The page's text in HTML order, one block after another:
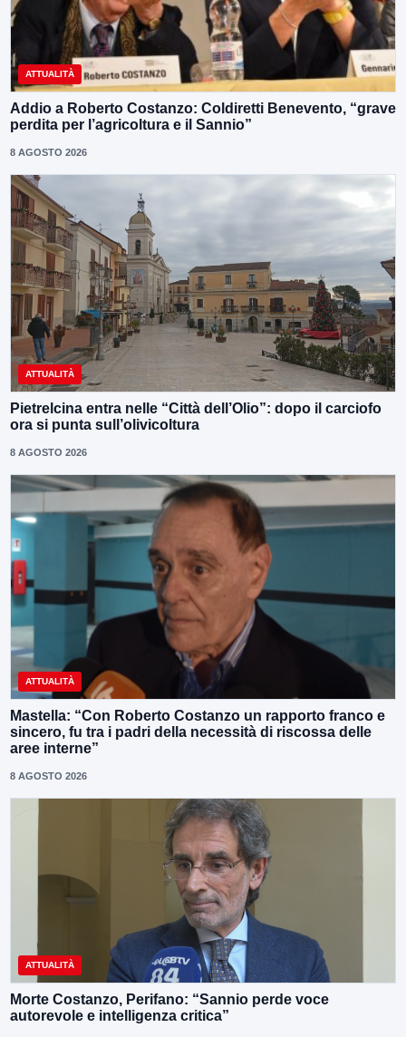
ATTUALITÀ
Addio a Roberto Costanzo: Coldiretti Benevento, “grave
perdita per l’agricoltura e il Sannio”
8 AGOSTO 2026
ATTUALITÀ
Pietrelcina entra nelle “Città dell’Olio”: dopo il carciofo
ora si punta sull’olivicoltura
8 AGOSTO 2026
ATTUALITÀ
Mastella: “Con Roberto Costanzo un rapporto franco e
sincero, fu tra i padri della necessità di riscossa delle
aree interne”
8 AGOSTO 2026
ATTUALITÀ
Morte Costanzo, Perifano: “Sannio perde voce
autorevole e intelligenza critica”